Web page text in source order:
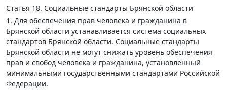
Статья 18. Социальные стандарты Брянской области
1. Для обеспечения прав человека и гражданина в
Брянской области устанавливается система социальных
стандартов Брянской области. Социальные стандарты
Брянской области не могут снижать уровень обеспечения
прав и свобод человека и гражданина, установленный
минимальными государственными стандартами Российской
Федерации.